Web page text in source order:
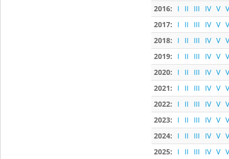
2016:
I II III IV V
2017:
I II III IV V
2018:
I II III IV V
2019:
I II III IV V
2020:
I II III IV V
2021:
I II III IV V
2022:
I II III IV V
2023:
I II III IV V
2024:
I II III IV V
2025:
I II III IV V